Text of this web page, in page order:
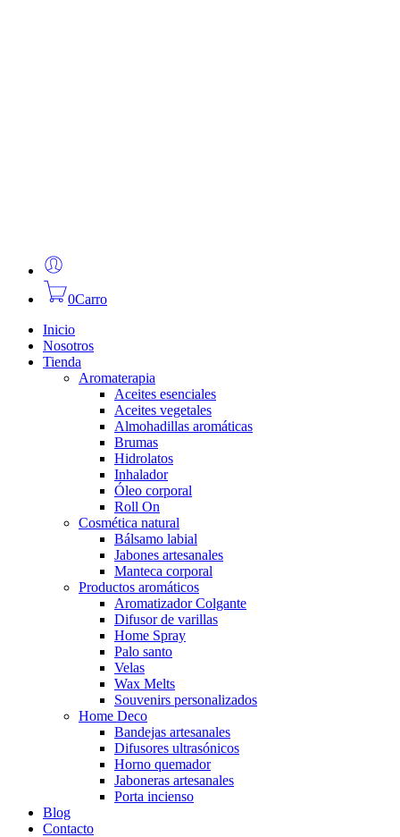
0Carro
Inicio
Nosotros
Tienda
Aromaterapia
Aceites esenciales
Aceites vegetales
Almohadillas aromáticas
Brumas
Hidrolatos
Inhalador
Óleo corporal
Roll On
Cosmética natural
Bálsamo labial
Jabones artesanales
Manteca corporal
Productos aromáticos
Aromatizador Colgante
Difusor de varillas
Home Spray
Palo santo
Velas
Wax Melts
Souvenirs personalizados
Home Deco
Bandejas artesanales
Difusores ultrasónicos
Horno quemador
Jaboneras artesanales
Porta incienso
Blog
Contacto